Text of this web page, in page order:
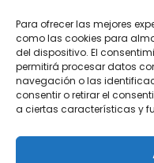
Para ofrecer las mejores
como las cookies para
del dispositivo. El
permitirá procesar datos
navegación o las
consentir o retirar el
a ciertas características y